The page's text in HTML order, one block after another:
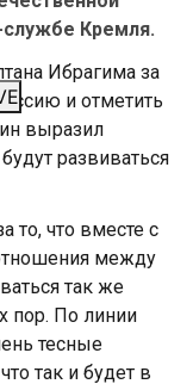
Кремля.
Ибрагима за
и отметить
выразил
развиваться
то, что вместе с
между
так же
пор. По линии
тесные
так и будет в